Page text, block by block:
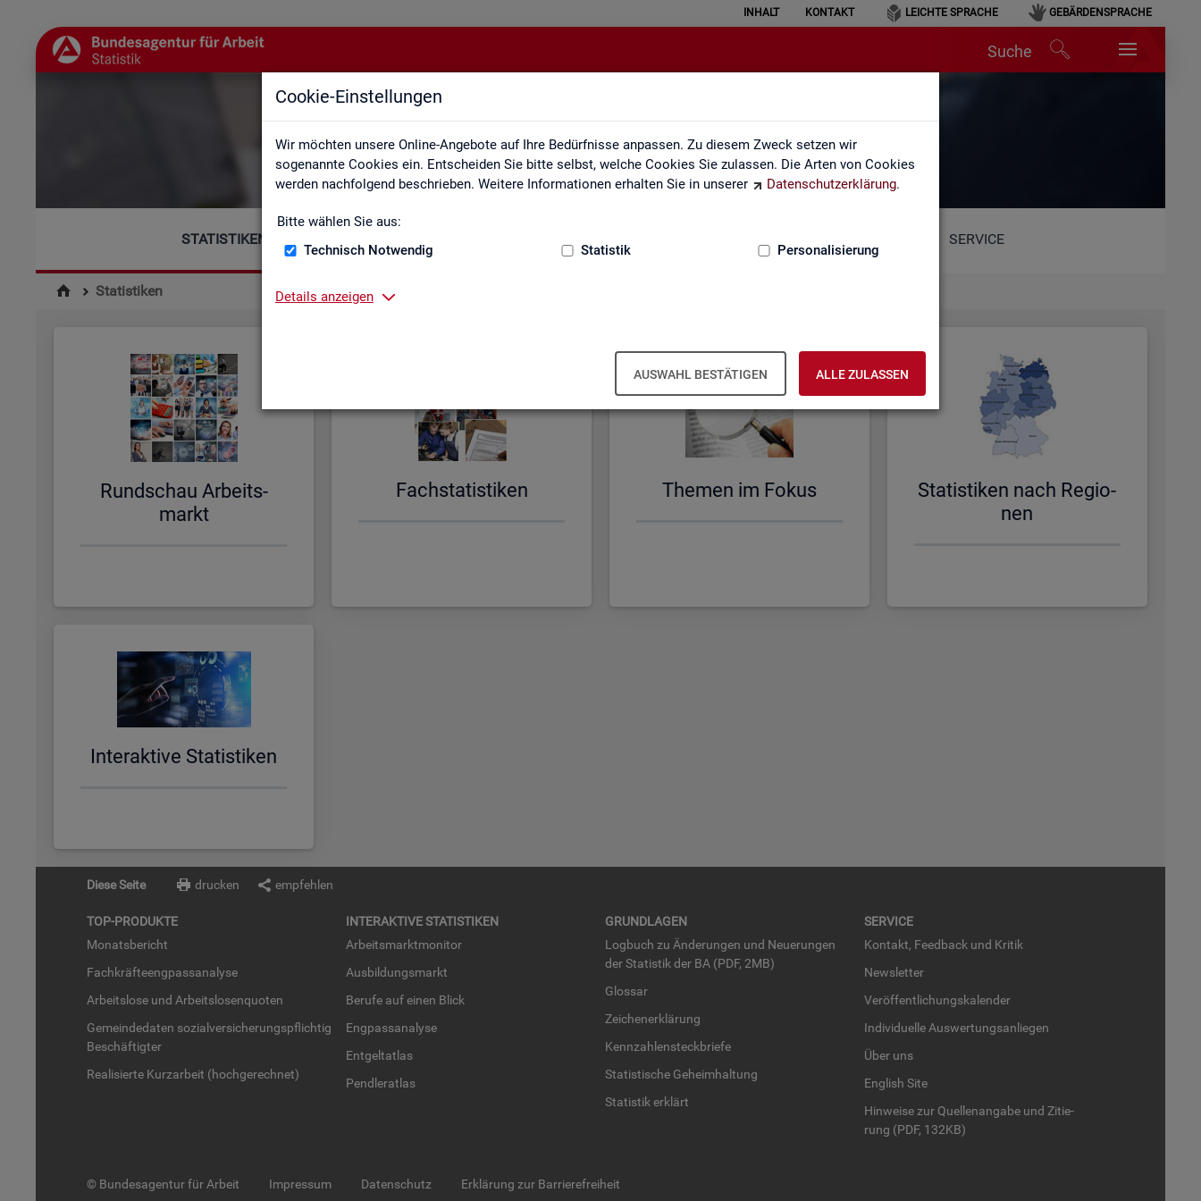
Cookie-Einstellungen
Wir möchten unsere Online-Angebote auf Ihre Bedürfnisse anpassen. Zu diesem Zweck setzen wir
sogenannte Cookies ein. Entscheiden Sie bitte selbst, welche Cookies Sie zulassen. Die Arten von Cookies
werden nachfolgend beschrieben. Weitere Informationen erhalten Sie in unserer
Datenschutzerklärung.
Bitte wählen Sie aus:
Technisch Notwendig
Statistik Personalisierung
Details anzeigen
AUSWAHL BESTÄTIGEN ALLE ZULASSEN
INHALT KONTAKT LEICHTE SPRACHE GEBÄRDENSPRACHE
Suche
Statistiken
STATISTIKEN SERVICE
Statistiken
Rund­schau Ar­beits­
markt
Fach­sta­tis­ti­ken The­men im Fokus
Sta­tis­ti­ken nach Re­gio­
nen
In­ter­ak­ti­ve Sta­tis­ti­ken
Diese Seite drucken empfehlen
TOP-PRO­DUK­TE
Mo­nats­be­richt
Fach­kräf­te­eng­pass­ana­ly­se
Ar­beits­lo­se und Ar­beits­lo­sen­quo­ten
Ge­mein­de­da­ten so­zi­al­ver­si­che­rungs­pflich­tig
Be­schäf­tig­ter
Rea­li­sier­te Kurz­ar­beit (hoch­ge­rech­net)
IN­TER­AK­TI­VE STA­TIS­TI­KEN
Ar­beits­markt­mo­ni­tor
Aus­bil­dungs­markt
Be­ru­fe auf einen Blick
Eng­pass­ana­ly­se
Ent­gel­t­at­las
Pend­ler­at­las
GRUND­LA­GEN
Log­buch zu Än­de­run­gen und Neue­run­gen
der Sta­tis­tik der BA (PDF, 2MB)
Glos­sar
Zei­chen­er­klä­rung
Kenn­zah­len­steck­brie­fe
Sta­tis­ti­sche Ge­heim­hal­tung
Sta­tis­tik er­klärt
SER­VICE
Kon­takt, Feed­back und Kri­tik
News­let­ter
Ver­öf­fent­li­chungs­ka­len­der
In­di­vi­du­el­le Aus­wer­tungs­an­lie­gen
Über uns
English Site
Hin­wei­se zur Quel­len­an­ga­be und Zi­tie­
rung (PDF, 132KB)
© Bundesagentur für Arbeit Impressum Datenschutz Erklärung zur Barrierefreiheit